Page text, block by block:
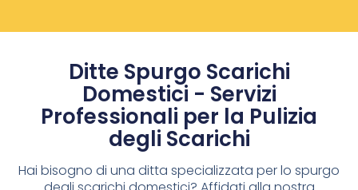
Ditte Spurgo Scarichi
Domestici - Servizi
Professionali per la Pulizia
degli Scarichi
Hai bisogno di una ditta specializzata per lo spurgo